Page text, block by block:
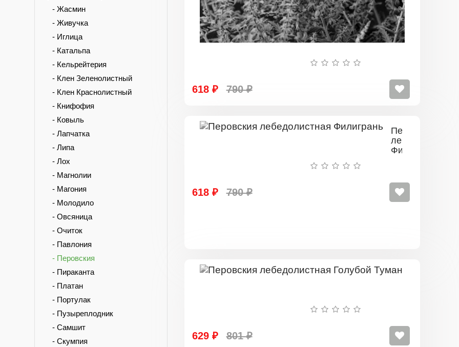
- Жасмин
- Живучка
- Иглица
- Катальпа
- Кельрейтерия
- Клен Зеленолистный
- Клен Краснолистный
- Книфофия
- Ковыль
- Лапчатка
- Липа
- Лох
- Магнолии
- Магония
- Молодило
- Овсяница
- Очиток
- Павлония
- Перовския
- Пираканта
- Платан
- Портулак
- Пузыреплодник
- Самшит
- Скумпия
618 ₽ 790 ₽
Перовския
лебедолистная
Филигрань
618 ₽ 790 ₽
629 ₽ 801 ₽